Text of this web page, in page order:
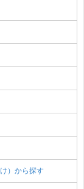
）から探す